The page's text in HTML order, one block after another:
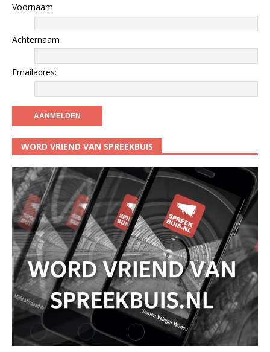
Voornaam
Achternaam
Emailadres:
WORD VRIEND VAN SPREEKBUIS